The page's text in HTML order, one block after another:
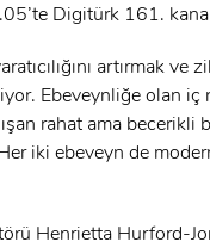
Digitürk 161.
artırmak
Ebeveynliğe olan iç
rahat ama becerikli
iki ebeveyn de
Henrietta Hurford-